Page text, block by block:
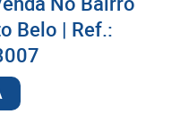
Belo | Ref.: